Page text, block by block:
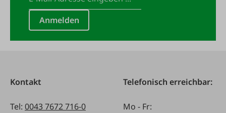
Anmelden
Kontakt
Tel: 0043 7672 716-0
Telefonisch erreichbar:
Mo - Fr: